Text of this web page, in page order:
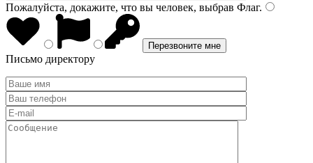
Пожалуйста, докажите, что вы человек, выбрав Флаг.
Письмо директору